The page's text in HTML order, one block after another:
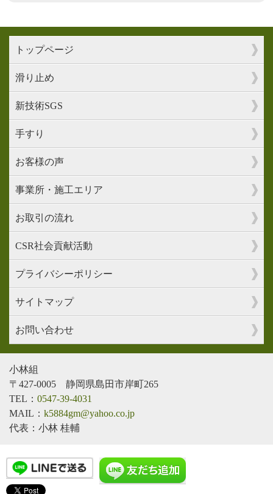
トップページ
滑り止め
新技術SGS
手すり
お客様の声
事業所・施工エリア
お取引の流れ
CSR社会貢献活動
プライバシーポリシー
サイトマップ
お問い合わせ
小林組
〒427-0005 静岡県島田市岸町265
TEL： 0547-39-4031
MAIL： k5884gm@yahoo.co.jp
代表：小林 桂輔